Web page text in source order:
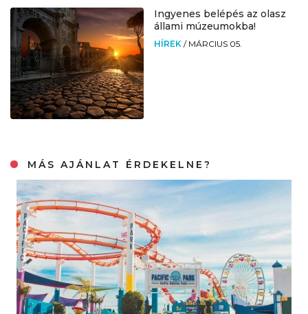
Ingyenes belépés az olasz
állami múzeumokba!
HÍREK / MÁRCIUS 05.
MÁS AJÁNLAT ÉRDEKELNE?